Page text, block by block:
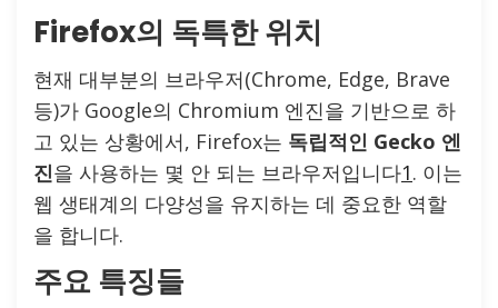
Firefox의 독특한 위치
현재 대부분의 브라우저(Chrome, Edge, Brave
등)가 Google의 Chromium 엔진을 기반으로 하
고 있는 상황에서, Firefox는 독립적인 Gecko 엔
진을 사용하는 몇 안 되는 브라우저입니다1. 이는
웹 생태계의 다양성을 유지하는 데 중요한 역할
을 합니다.
주요 특징들